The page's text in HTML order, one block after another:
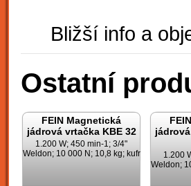
Bližší info a
Ostatní
FEIN Magnetická
jádrová vrtačka KBE 32
1.200 W; 450 min-1; 3/4"
Weldon; 10 000 N; 10,8 kg; kufr
1.200
Weldon;